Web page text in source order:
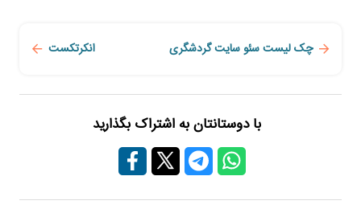
چک لیست سئو سایت گردشگری انکرتکست
با دوستانتان به اشتراک بگذارید